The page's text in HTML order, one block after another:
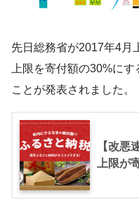
先日総務省が2017年4月
上限を寄付額の30%に
ことが発表されました。
【改悪
上限が